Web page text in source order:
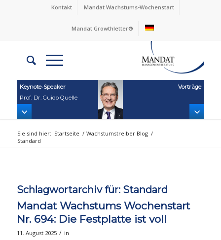
Kontakt Mandat Wachstums-Wochenstart
Mandat Growthletter®
Keynote‑Speaker
Prof. Dr. Guido Quelle
Vorträge
Sie sind hier: Startseite / Wachstumstreiber Blog /
Standard
Schlagwortarchiv für: Standard
Mandat Wachstums Wochenstart
Nr. 694: Die Festplatte ist voll
11. August 2025 / in